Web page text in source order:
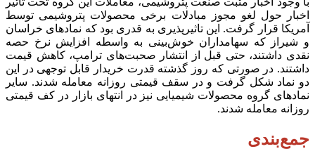
اخبار حول لغو مجوز مبادلات برخی محصولات پتروشیمی توسط
آمریکا قرار گرفت. این تاثیرپذیری به قدری بود که نماد‌های خراسان
و شیراز که سهامداران خوش‌بینی به واسطه افزایش نرخ حصه
نقدی داشتند، حتی قبل از انتشار صحبت‌های ترامپ، کاهش قیمت
داشتند. در صورتی که روز گذشته قدرت خریدار قابل توجهی در این
دو نماد شکل گرفت و در سقف قیمتی روزانه معامله شدند. سایر
نماد‌های گروه محصولات شیمیایی نیز در انتهای بازار در کف قیمتی
روزانه معامله شدند.
جمع‌بندی